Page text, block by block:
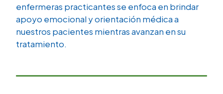
enfermeras practicantes se enfoca en brindar
apoyo emocional y orientación médica a
nuestros pacientes mientras avanzan en su
tratamiento.